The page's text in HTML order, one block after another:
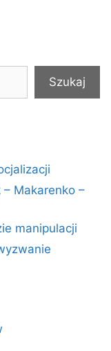
Szukaj
Makarenko –
manipulacji